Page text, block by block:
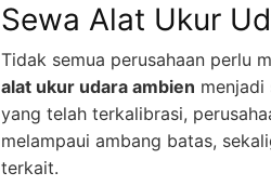
Sewa Alat Ukur
Tidak semua perusahaan perlu
alat ukur udara ambien
yang telah terkalibrasi,
melampaui ambang batas,
terkait.